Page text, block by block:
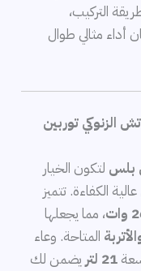
التركيب،
أداء مثالي طوال
الزنوكي توربين
بلس لتكون الخيار
عالية الكفاءة. تتميز
، مما يجعلها
المتاحة. وعاء
21 لتر
يضمن لك